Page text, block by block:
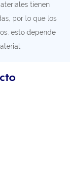
tienen
por lo que los
esto depende